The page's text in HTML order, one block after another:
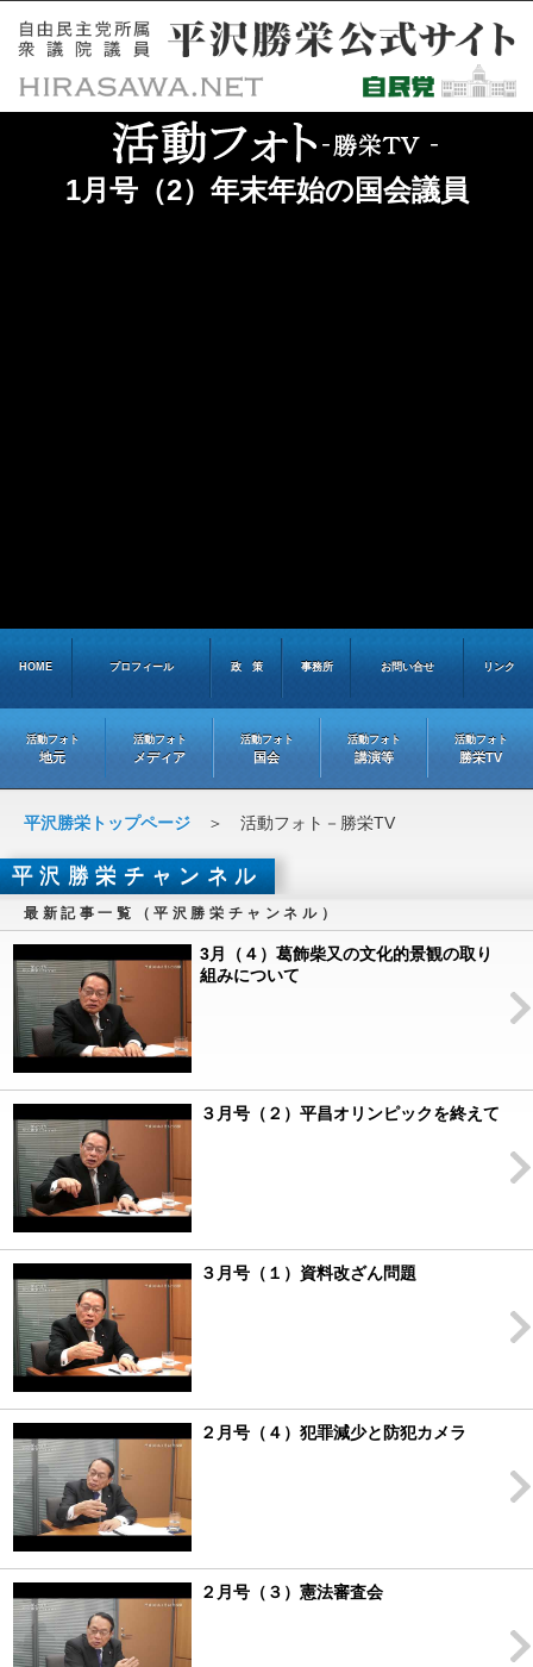
1月号（2）年末年始の国会議員
HOME プロフィール 政 策 事務所 お問い合せ リンク
活動フォト
地元
活動フォト
メディア
活動フォト
国会
活動フォト
講演等
活動フォト
勝栄TV
平沢勝栄トップページ ＞ 活動フォト－勝栄TV
平沢勝栄チャンネル
最新記事一覧（平沢勝栄チャンネル）
3月（４）葛飾柴又の文化的景観の取り
組みについて
３月号（２）平昌オリンピックを終えて
３月号（１）資料改ざん問題
２月号（４）犯罪減少と防犯カメラ
２月号（３）憲法審査会